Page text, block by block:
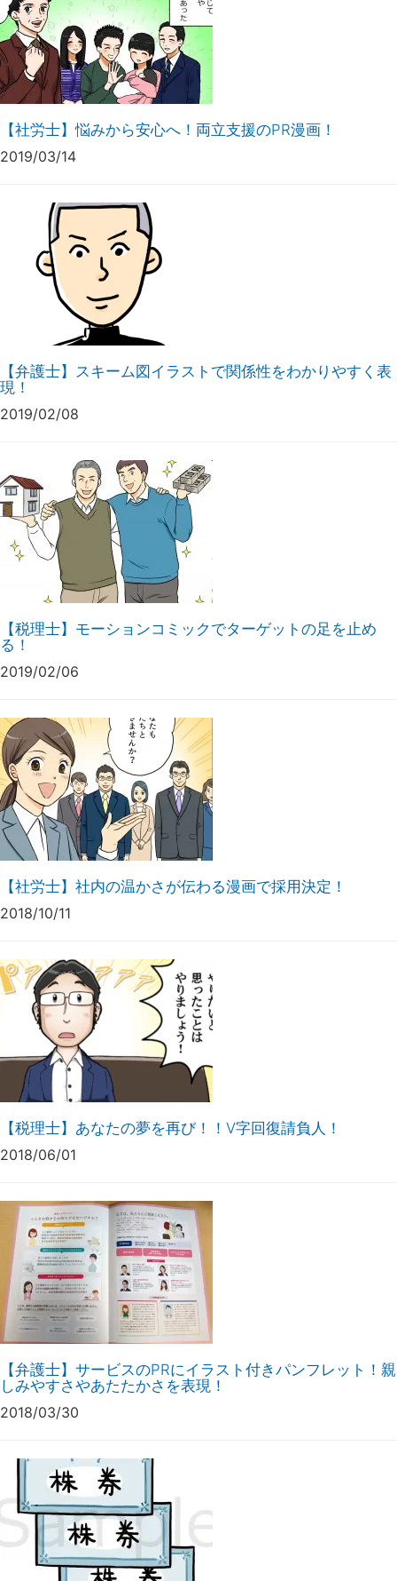
【社労士】悩みから安心へ！両立支援のPR漫画！
2019/03/14
【弁護士】スキーム図イラストで関係性をわかりやすく表
現！
2019/02/08
【税理士】モーションコミックでターゲットの足を止め
る！
2019/02/06
【社労士】社内の温かさが伝わる漫画で採用決定！
2018/10/11
【税理士】あなたの夢を再び！！V字回復請負人！
2018/06/01
【弁護士】サービスのPRにイラスト付きパンフレット！親
しみやすさやあたたかさを表現！
2018/03/30